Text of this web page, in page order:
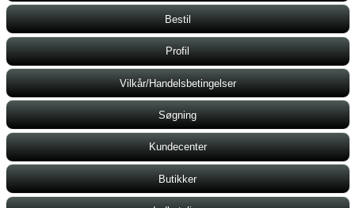
Bestil
Profil
Vilkår/Handelsbetingelser
Søgning
Kundecenter
Butikker